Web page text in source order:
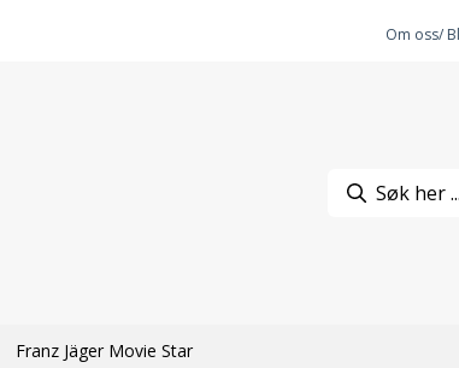
Om oss/
Franz Jäger Movie Star